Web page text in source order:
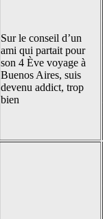
Sur le conseil d’un
ami qui partait pour
son 4 Ève voyage à
Buenos Aires, suis
devenu addict, trop
bien